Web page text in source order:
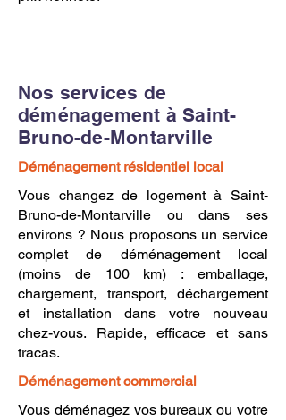
Nos services de
déménagement à Saint-
Bruno-de-Montarville
Déménagement résidentiel local
Vous changez de logement à Saint-
Bruno-de-Montarville ou dans ses
environs ? Nous proposons un service
complet de déménagement local
(moins de 100 km) : emballage,
chargement, transport, déchargement
et installation dans votre nouveau
chez-vous. Rapide, efficace et sans
tracas.
Déménagement commercial
Vous déménagez vos bureaux ou votre